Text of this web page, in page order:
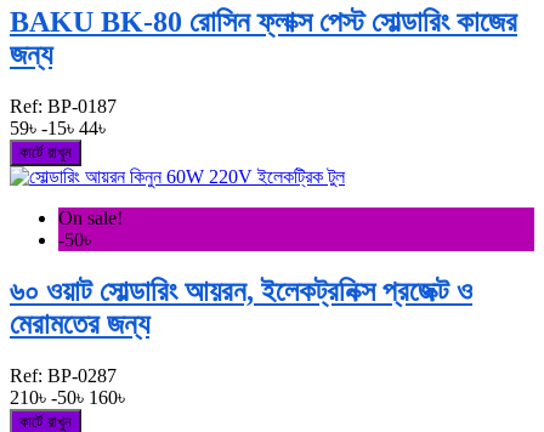
BAKU BK-80 রোসিন ফ্লাক্স পেস্ট সোল্ডারিং কাজের
জন্য
Ref: BP-0187
59৳ -15৳ 44৳
কার্টে রাখুন
On sale!
-50৳
৬০ ওয়াট সোল্ডারিং আয়রন, ইলেকট্রনিক্স প্রজেক্ট ও
মেরামতের জন্য
Ref: BP-0287
210৳ -50৳ 160৳
কার্টে রাখুন